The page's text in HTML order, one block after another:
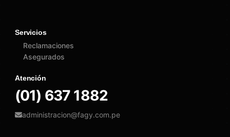
Servicios
Reclamaciones
Asegurados
Atención
(01) 637 1882
administracion@fagy.com.pe